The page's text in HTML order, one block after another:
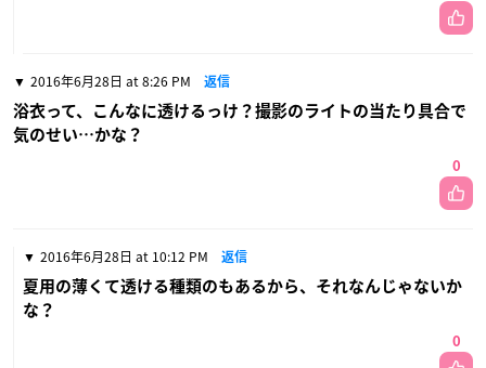
2016年6月28日 at 8:26 PM 返信
浴衣って、こんなに透けるっけ？撮影のライトの当たり具合で
気のせい…かな？
0
2016年6月28日 at 10:12 PM 返信
夏用の薄くて透ける種類のもあるから、それなんじゃないか
な？
0